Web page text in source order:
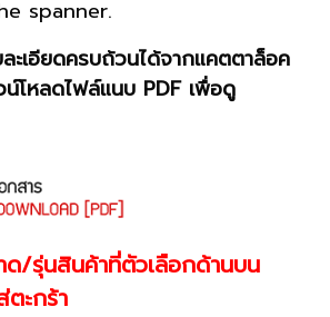
spanner.
ะเอียดครบถ้วนได้จากแคตตาล็อค
โหลดไฟล์แนบ PDF เพื่อดู
/รุ่นสินค้าที่ตัวเลือกด้านบน
ะกร้า